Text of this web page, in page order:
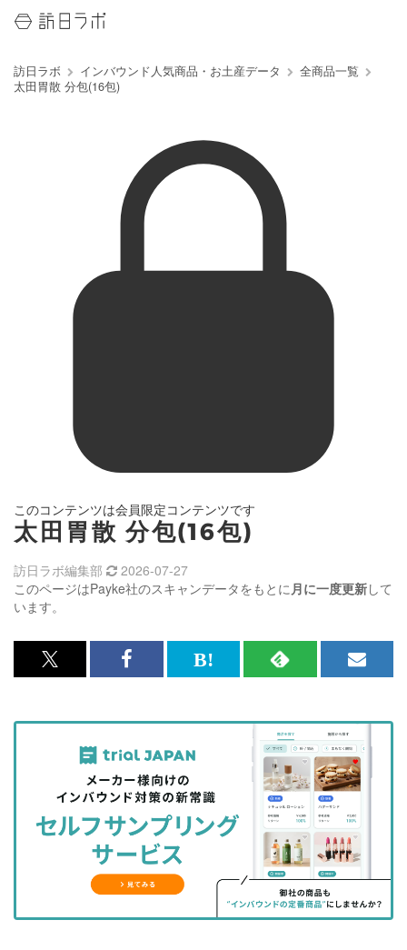
訪日ラボ インバウンド人気商品・お土産データ
全商品一覧
太田胃散 分包(16包)
このコンテンツは会員限定コンテンツです
太田胃散 分包(16包)
このページはPayke社のスキャンデータをもとに月に一度更新して
います。
訪日ラボ編集部 2026-07-27
x<br>
記
を
シ
ェ
る
Facebook<br>
記
事
を
シ
ェ
ア
す
る
は
な
ッ
ク
マ
に
RSS
記
事
を
購
読
す
る
メ
マ
ガ
登
録
す
る